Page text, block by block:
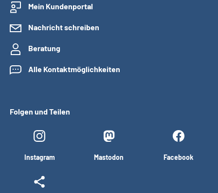
Mein Kundenportal
Nachricht schreiben
Beratung
Alle Kontaktmöglichkeiten
Folgen und Teilen
Instagram Mastodon Facebook